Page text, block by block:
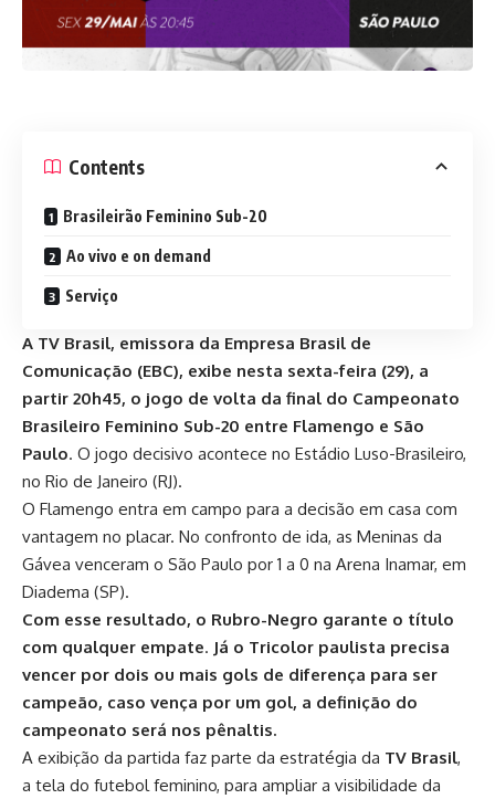
Contents
Brasileirão Feminino Sub-20
Ao vivo e on demand
Serviço
A TV Brasil, emissora da Empresa Brasil de
Comunicação (EBC), exibe nesta sexta-feira (29), a
partir 20h45, o jogo de volta da final do Campeonato
Brasileiro Feminino Sub-20 entre Flamengo e São
Paulo. O jogo decisivo acontece no Estádio Luso-Brasileiro,
no Rio de Janeiro (RJ).
O Flamengo entra em campo para a decisão em casa com
vantagem no placar. No confronto de ida, as Meninas da
Gávea venceram o São Paulo por 1 a 0 na Arena Inamar, em
Diadema (SP).
Com esse resultado, o Rubro-Negro garante o título
com qualquer empate. Já o Tricolor paulista precisa
vencer por dois ou mais gols de diferença para ser
campeão, caso vença por um gol, a definição do
campeonato será nos pênaltis.
A exibição da partida faz parte da estratégia da TV Brasil,
a tela do futebol feminino, para ampliar a visibilidade da